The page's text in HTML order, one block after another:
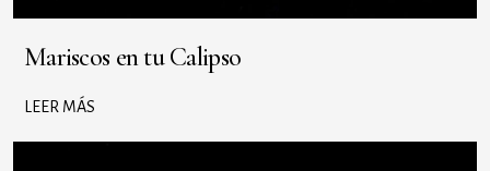
Mariscos en tu Calipso
LEER MÁS